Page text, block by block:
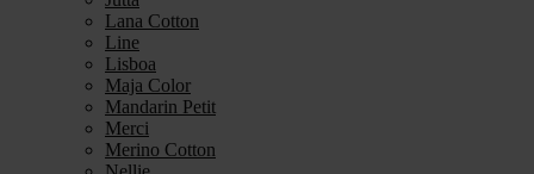
Lana Cotton
Line
Lisboa
Maja Color
Mandarin Petit
Merci
Merino Cotton